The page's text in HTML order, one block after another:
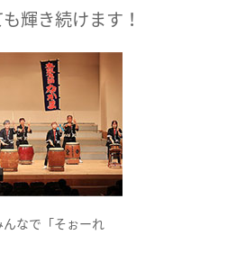
輝き続けます！
なで「そぉーれ